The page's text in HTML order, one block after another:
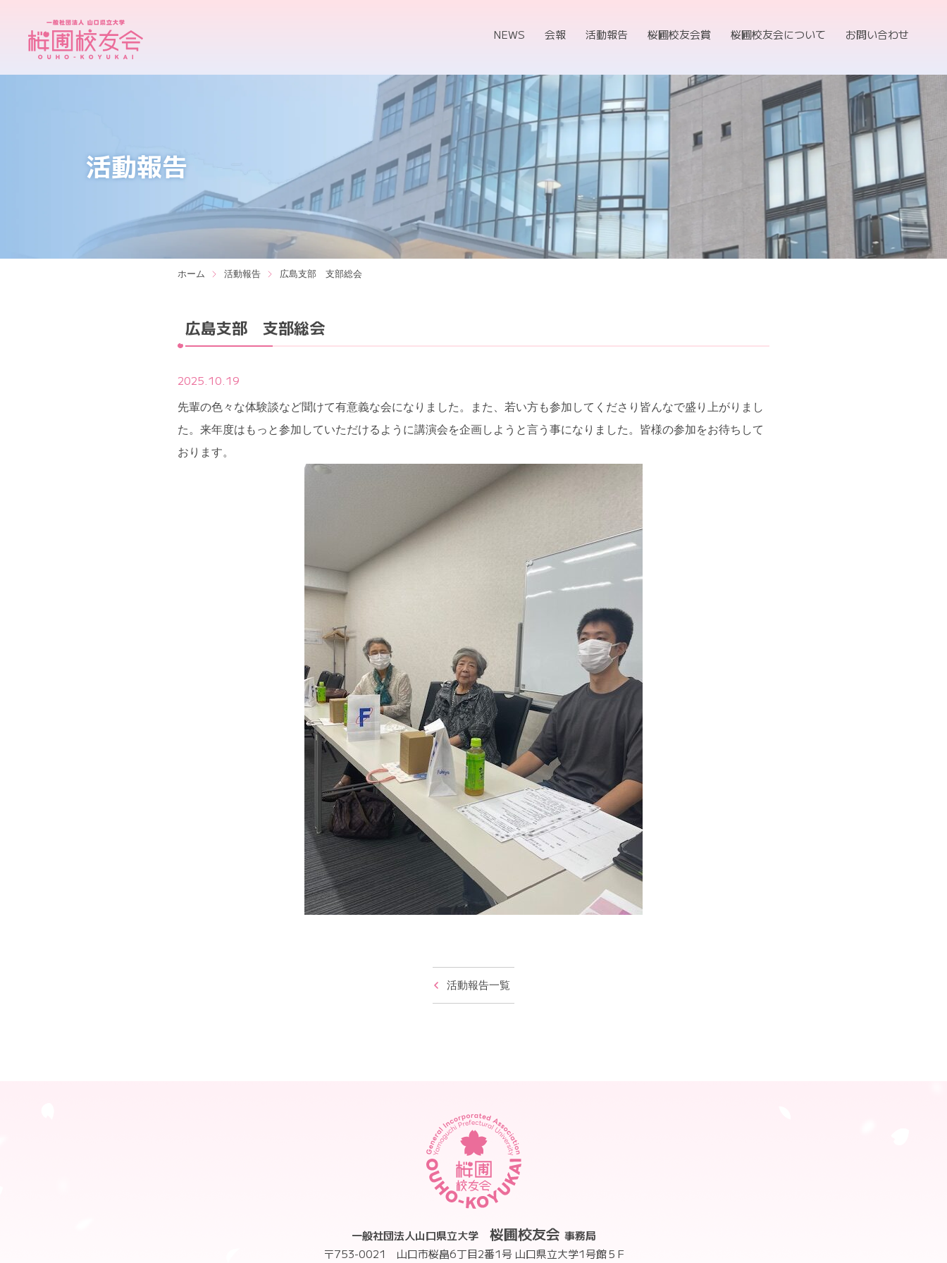
NEWS 会報 活動報告 桜圃校友会賞 桜圃校友会について お問い合わせ
活動報告
ホーム 活動報告 広島支部 支部総会
広島支部 支部総会
2025.10.19
先輩の色々な体験談など聞けて有意義な会になりました。また、若い方も参加してくださり皆んなで盛り上がりまし
た。来年度はもっと参加していただけるように講演会を企画しようと言う事になりました。皆様の参加をお待ちして
おります。
活動報告一覧
一般社団法人山口県立大学 桜圃校友会 事務局
〒753-0021 山口市桜畠6丁目2番1号 山口県立大学1号館５F